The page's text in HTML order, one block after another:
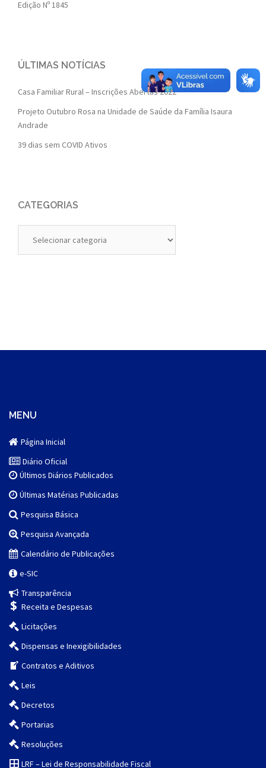
Edição Nº 1845
ÚLTIMAS NOTÍCIAS
Casa Familiar Rural – Inscrições Abertas 2022
Projeto Outubro Rosa na Unidade de Saúde da Família Isaura
Andrade
39 dias sem COVID Ativos
CATEGORIAS
MENU
Página Inicial
Diário Oficial
Últimos Diários Publicados
Últimas Matérias Publicadas
Pesquisa Básica
Pesquisa Avançada
Calendário de Publicações
e-SIC
Transparência
Receita e Despesas
Licitações
Dispensas e Inexigibilidades
Contratos e Aditivos
Leis
Decretos
Portarias
Resoluções
LRF – Lei de Responsabilidade Fiscal